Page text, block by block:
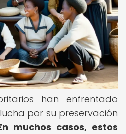
han enfrentado
por su preservación
muchos casos, estos